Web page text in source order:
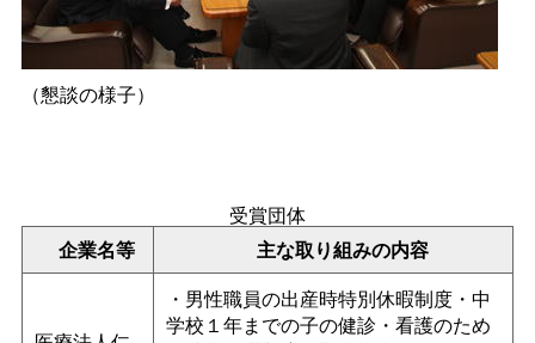
（懇談の様子）
受賞団体
企業名等
主な取り組みの内容
・男性職員の出産時特別休暇制度・中
学校１年までの子の健診・看護のため